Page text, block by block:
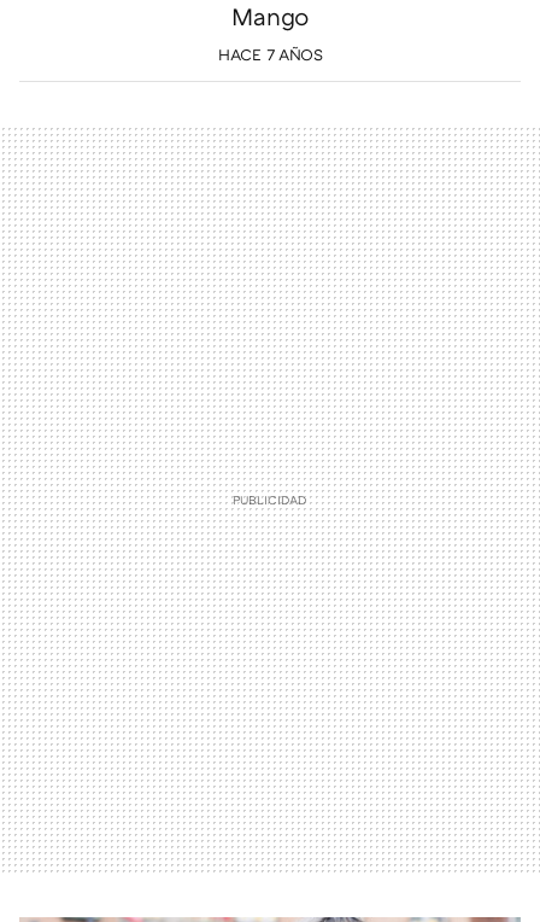
Mango
HACE 7 AÑOS